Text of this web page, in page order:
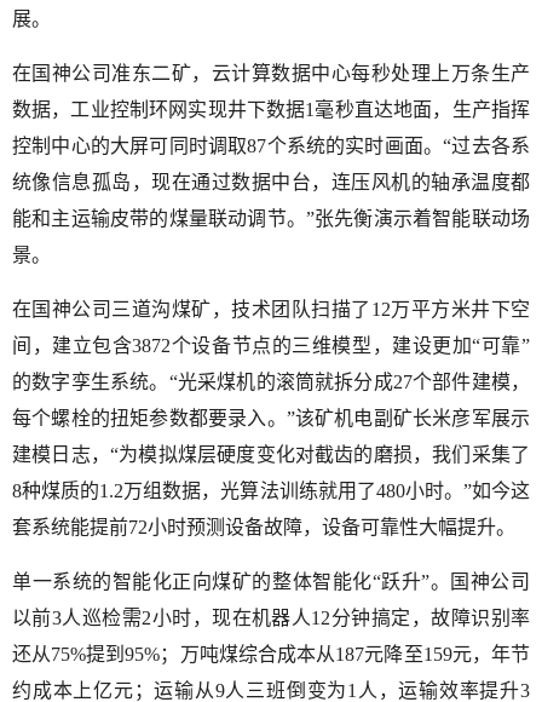
展。
在国神公司准东二矿，云计算数据中心每秒处理上万条生产
数据，工业控制环网实现井下数据1毫秒直达地面，生产指挥
控制中心的大屏可同时调取87个系统的实时画面。“过去各系
统像信息孤岛，现在通过数据中台，连压风机的轴承温度都
能和主运输皮带的煤量联动调节。”张先衡演示着智能联动场
景。
在国神公司三道沟煤矿，技术团队扫描了12万平方米井下空
间，建立包含3872个设备节点的三维模型，建设更加“可靠”
的数字孪生系统。“光采煤机的滚筒就拆分成27个部件建模，
每个螺栓的扭矩参数都要录入。”该矿机电副矿长米彦军展示
建模日志，“为模拟煤层硬度变化对截齿的磨损，我们采集了
8种煤质的1.2万组数据，光算法训练就用了480小时。”如今这
套系统能提前72小时预测设备故障，设备可靠性大幅提升。
单一系统的智能化正向煤矿的整体智能化“跃升”。国神公司
以前3人巡检需2小时，现在机器人12分钟搞定，故障识别率
还从75%提到95%；万吨煤综合成本从187元降至159元，年节
约成本上亿元；运输从9人三班倒变为1人，运输效率提升3